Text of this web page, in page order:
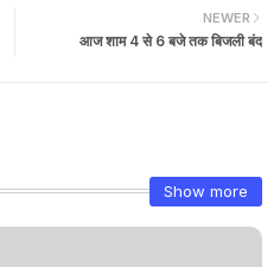
NEWER
आज शाम 4 से 6 बजे तक बिजली बंद
Show more